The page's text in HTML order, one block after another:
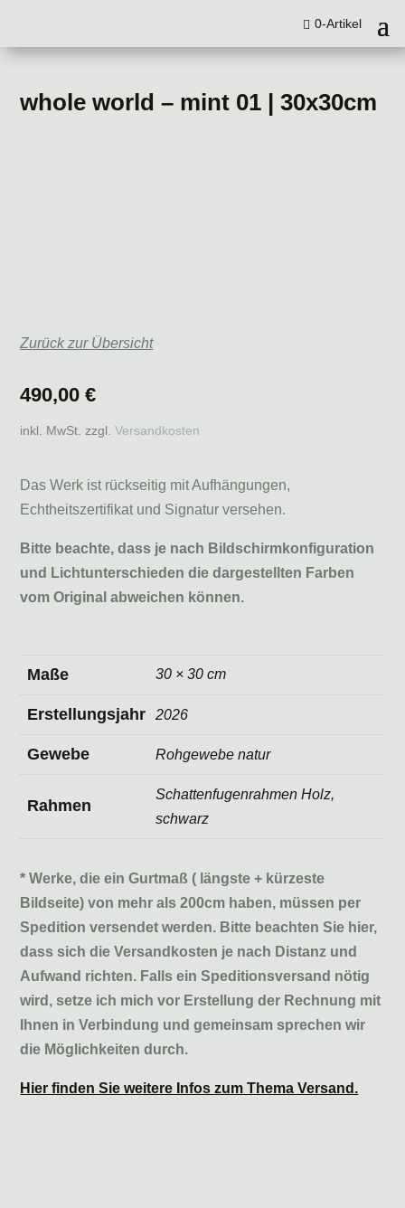
0-Artikel
whole world – mint 01 | 30x30cm
Zurück zur Übersicht
490,00€
inkl. MwSt. zzgl.Versandkosten
Das Werk ist rückseitig mit Aufhängungen,
Echtheitszertifikat und Signatur versehen.
Bitte beachte, dass je nach Bildschirmkonfiguration
und Lichtunterschieden die dargestellten Farben
vom Original abweichen können.
Maße 30 × 30 cm
Erstellungsjahr 2026
Gewebe Rohgewebe natur
Rahmen
Schattenfugenrahmen Holz,
schwarz
* Werke, die ein Gurtmaß ( längste + kürzeste
Bildseite) von mehr als 200cm haben, müssen per
Spedition versendet werden. Bitte beachten Sie hier,
dass sich die Versandkosten je nach Distanz und
Aufwand richten. Falls ein Speditionsversand nötig
wird, setze ich mich vor Erstellung der Rechnung mit
Ihnen in Verbindung und gemeinsam sprechen wir
die Möglichkeiten durch.
Hier finden Sie weitere Infos zum Thema Versand.